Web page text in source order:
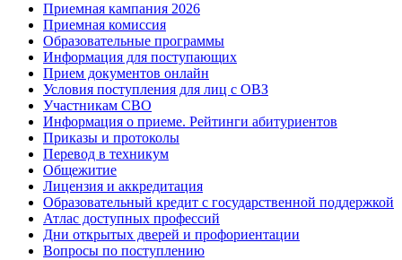
Приемная кампания 2026
Приемная комиссия
Образовательные программы
Информация для поступающих
Прием документов онлайн
Условия поступления для лиц с ОВЗ
Участникам СВО
Информация о приеме. Рейтинги абитуриентов
Приказы и протоколы
Перевод в техникум
Общежитие
Лицензия и аккредитация
Образовательный кредит с государственной поддержкой
Атлас доступных профессий
Дни открытых дверей и профориентации
Вопросы по поступлению